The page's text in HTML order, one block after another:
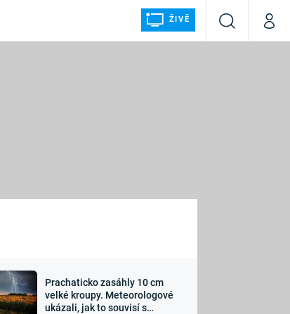
ŽIVĚ
VyhledáváníMůj
Sledujte nás
Prachaticko zasáhly 10 cm
velké kroupy. Meteorologové
ukázali, jak to souvisí s